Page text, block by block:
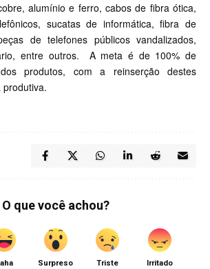
alumínio e ferro, cabos de fibra ótica,
sucatas de informática, fibra de
de telefones públicos vandalizados,
entre outros. A meta é de 100% de
dos produtos, com a reinserção destes
produtiva.
O que você achou?
Surpreso Triste Irritado